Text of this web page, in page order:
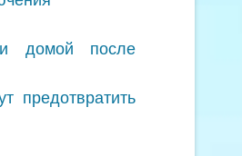
домой после
предотвратить